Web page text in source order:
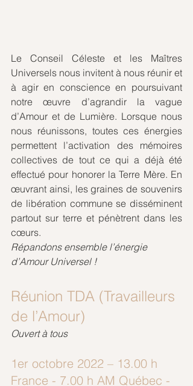
Le Conseil Céleste et les Maîtres
Universels nous invitent à nous réunir et
à agir en conscience en poursuivant
notre œuvre d’agrandir la vague
d’Amour et de Lumière. Lorsque nous
nous réunissons, toutes ces énergies
permettent l’activation des mémoires
collectives de tout ce qui a déjà été
effectué pour honorer la Terre Mère. En
œuvrant ainsi, les graines de souvenirs
de libération commune se disséminent
partout sur terre et pénètrent dans les
cœurs.
Répandons ensemble l’énergie
d’Amour Universel !
Réunion TDA (Travailleurs
de l’Amour)
Ouvert à tous
1er octobre 2022 – 13.00 h
France - 7.00 h AM Québec -